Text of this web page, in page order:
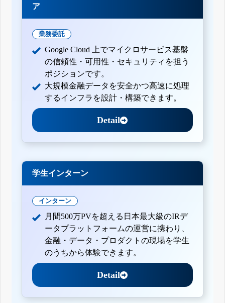
ア
業務委託
Google Cloud 上でマイクロサービス基盤
の信頼性・可用性・セキュリティを担う
ポジションです。
大規模金融データを安全かつ高速に処理
するインフラを設計・構築できます。
Detail
学生インターン
インターン
月間500万PVを超える日本最大級のIRデ
ータプラットフォームの運営に携わり、
金融・データ・プロダクトの現場を学生
のうちから体験できます。
Detail